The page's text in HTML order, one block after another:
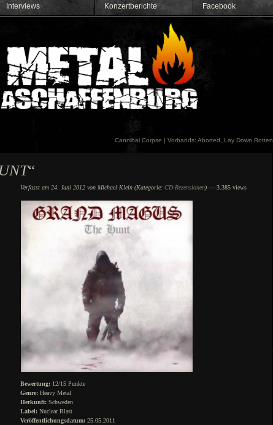
Interviews Konzertberichte Facebook
Cannibal Corpse | Vorbands: Aborted, Lay Down Rotten
“
Verfasst am 24. Juni 2012 von Michael Klein (Kategorie: CD-Rezensionen)— 3.385 views
Bewertung:12/15 Punkte
Genre:Heavy Metal
Herkunft:Schweden
Label:Nuclear Blast
Veröffentlichungsdatum:25.05.2011